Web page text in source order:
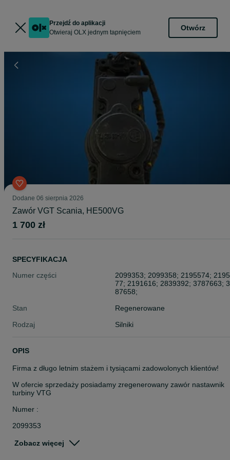
Przejdź do aplikacji
Otwieraj OLX jednym tapnięciem
Otwórz
Dodane 06 sierpnia 2026
Zawór VGT Scania, HE500VG
1 700 zł
SPECYFIKACJA
Numer części
2099353; 2099358; 2195574;
77; 2191616; 2839392; 3787663;
87658;
Stan
Regenerowane
Rodzaj
Silniki
OPIS
Firma z długo letnim stażem i tysiącami zadowolonych klientów!
W ofercie sprzedaży posiadamy zregenerowany zawór nastawnik
turbiny VTG
Numer :
2099353
2195574
Zobacz więcej